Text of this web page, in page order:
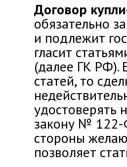
Договор
обязательно
и подлежит
гласит
(далее ГК РФ).
статей, то
удостоверять
закону № 122-
стороны
позволяет